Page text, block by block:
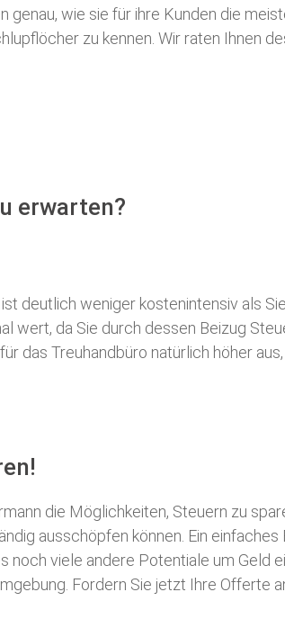
wie sie für ihre Kunden die
zu kennen. Wir raten Ihnen
erwarten?
deutlich weniger kostenintensiv als
wert, da Sie durch dessen Beizug
das Treuhandbüro natürlich höher
die Möglichkeiten, Steuern zu
ausschöpfen können. Ein
viele andere Potentiale um Geld
Fordern Sie jetzt Ihre Offerte